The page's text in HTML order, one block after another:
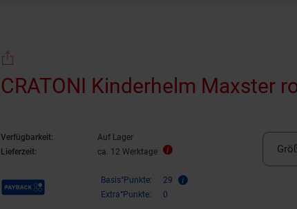
CRATONI Kinderhelm Maxster
Verfügbarkeit:
Auf Lager
Lieferzeit:
ca. 12 Werktage
Payback Punkte Basis°Punkte:
29
Extra°Punkte:
0